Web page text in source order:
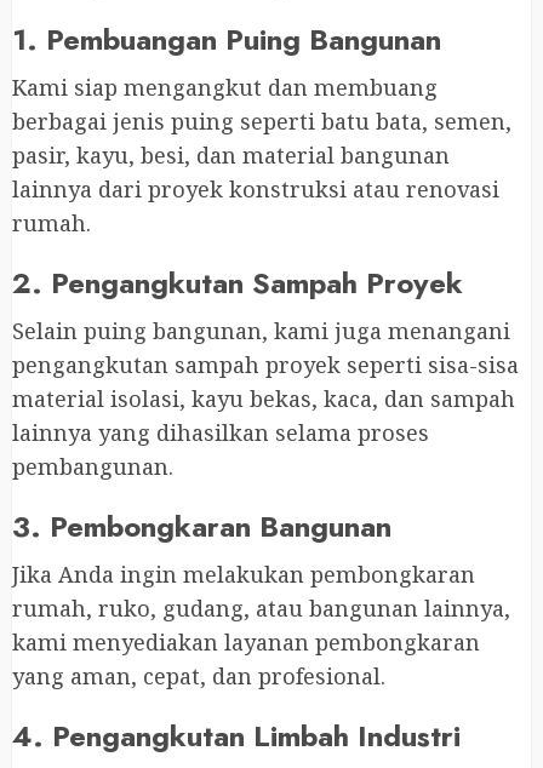
1. Pembuangan Puing Bangunan
Kami siap mengangkut dan membuang
berbagai jenis puing seperti batu bata, semen,
pasir, kayu, besi, dan material bangunan
lainnya dari proyek konstruksi atau renovasi
rumah.
2. Pengangkutan Sampah Proyek
Selain puing bangunan, kami juga menangani
pengangkutan sampah proyek seperti sisa-sisa
material isolasi, kayu bekas, kaca, dan sampah
lainnya yang dihasilkan selama proses
pembangunan.
3. Pembongkaran Bangunan
Jika Anda ingin melakukan pembongkaran
rumah, ruko, gudang, atau bangunan lainnya,
kami menyediakan layanan pembongkaran
yang aman, cepat, dan profesional.
4. Pengangkutan Limbah Industri